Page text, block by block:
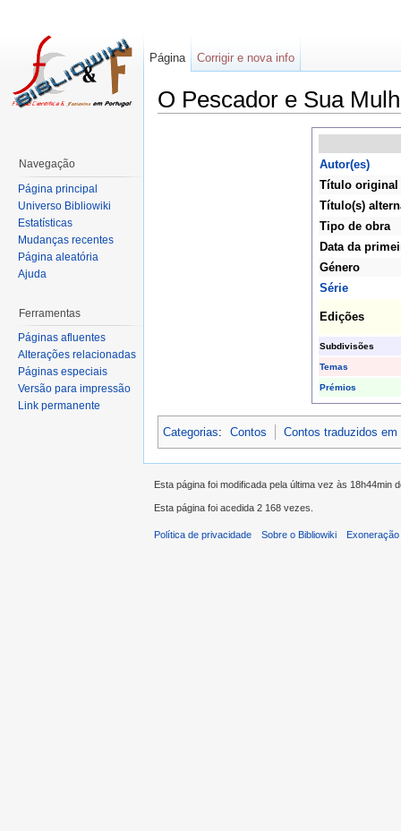
O Pescador e Sua
Autor(es)
Título original
Título(s)
Tipo de obra
Data da
Género
Série
Edições
Subdivisões
Temas
Prémios
Categorias: Contos Contos traduzidos em
Página Corrigir e nova info
Navegação
Página principal
Universo Bibliowiki
Estatísticas
Mudanças recentes
Página aleatória
Ajuda
Ferramentas
Páginas afluentes
Alterações relacionadas
Páginas especiais
Versão para impressão
Link permanente
Esta página foi modificada pela última vez às 18h44min
Esta página foi acedida 2 168 vezes.
Política de privacidade Sobre o Bibliowiki